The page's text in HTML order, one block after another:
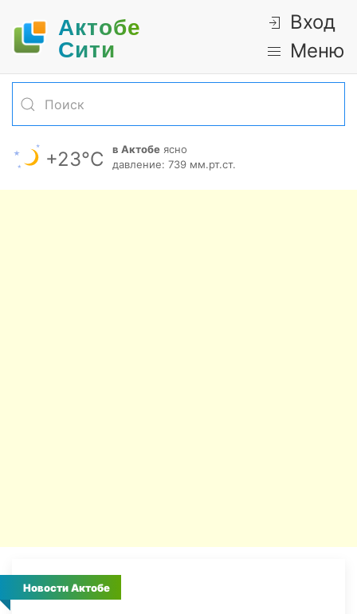
Актобе
Cити
Вход
Меню
+23°С в Актобе ясно
давление: 739 мм.рт.ст.
Новости Актобе